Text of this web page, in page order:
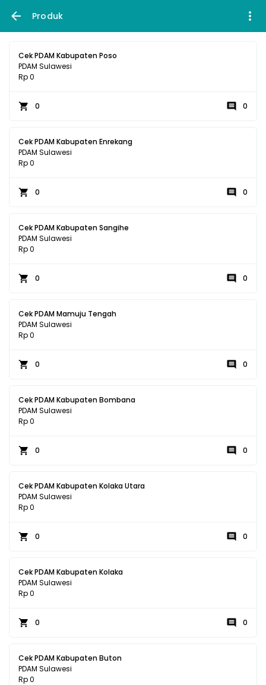
Produk
Cek PDAM Kabupaten Poso
PDAM Sulawesi
Rp 0
0 0
Cek PDAM Kabupaten Enrekang
PDAM Sulawesi
Rp 0
0 0
Cek PDAM Kabupaten Sangihe
PDAM Sulawesi
Rp 0
0 0
Cek PDAM Mamuju Tengah
PDAM Sulawesi
Rp 0
0 0
Cek PDAM Kabupaten Bombana
PDAM Sulawesi
Rp 0
0 0
Cek PDAM Kabupaten Kolaka Utara
PDAM Sulawesi
Rp 0
0 0
Cek PDAM Kabupaten Kolaka
PDAM Sulawesi
Rp 0
0 0
Cek PDAM Kabupaten Buton
PDAM Sulawesi
Rp 0